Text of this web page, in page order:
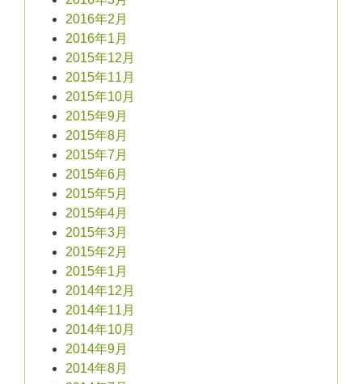
2016年2月
2016年1月
2015年12月
2015年11月
2015年10月
2015年9月
2015年8月
2015年7月
2015年6月
2015年5月
2015年4月
2015年3月
2015年2月
2015年1月
2014年12月
2014年11月
2014年10月
2014年9月
2014年8月